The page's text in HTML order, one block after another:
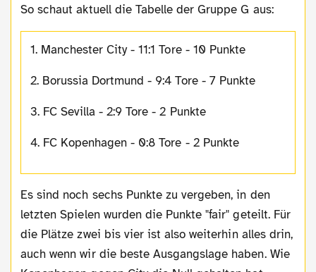
So schaut aktuell die Tabelle der Gruppe G aus:
1. Manchester City - 11:1 Tore - 10 Punkte
2. Borussia Dortmund - 9:4 Tore - 7 Punkte
3. FC Sevilla - 2:9 Tore - 2 Punkte
4. FC Kopenhagen - 0:8 Tore - 2 Punkte
Es sind noch sechs Punkte zu vergeben, in den
letzten Spielen wurden die Punkte "fair" geteilt. Für
die Plätze zwei bis vier ist also weiterhin alles drin,
auch wenn wir die beste Ausgangslage haben. Wie